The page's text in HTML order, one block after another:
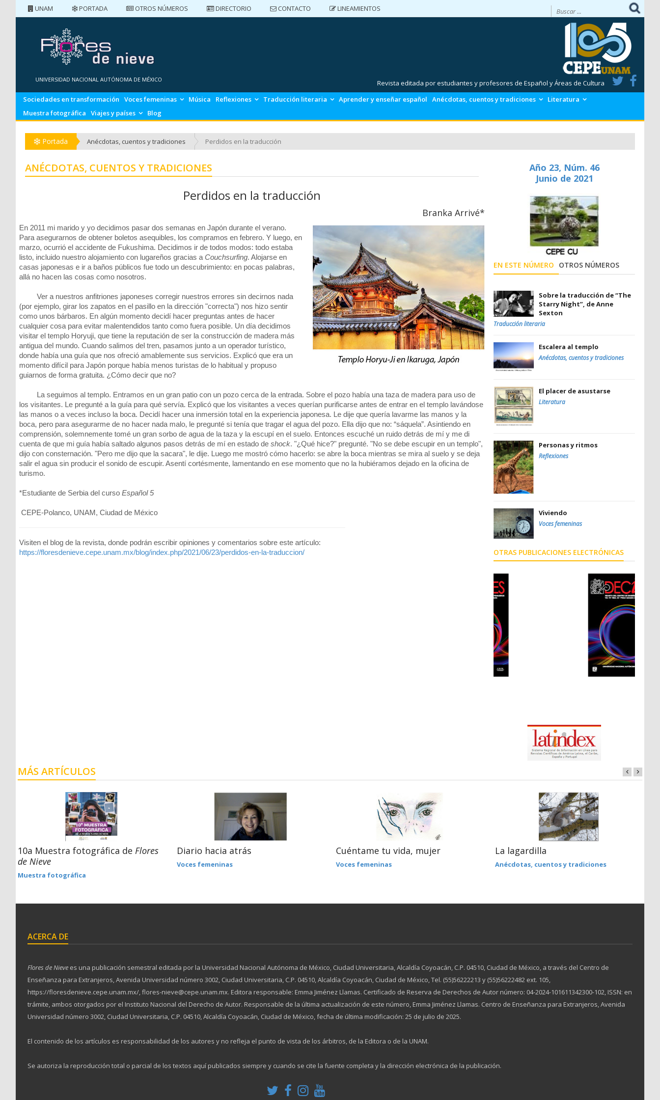
UNAM PORTADA OTROS NÚMEROS DIRECTORIO CONTACTO
LINEAMIENTOS
UNIVERSIDAD NACIONAL AUTÓNOMA DE MÉXICO
Revista editada por estudiantes y profesores de Español y Áreas de Cultura
Sociedades en transformación
Voces femeninas Música Reflexiones Traducción literaria Aprender y enseñar español Anécdotas, cuentos y tradiciones
Literatura
Muestra fotográfica
Viajes y países Blog
Portada Anécdotas, cuentos y tradiciones Perdidos en la traducción
ANÉCDOTAS, CUENTOS Y TRADICIONES
Perdidos en la traducción
Branka Arrivé*
En 2011 mi marido y yo decidimos pasar dos semanas en Japón durante el verano.
Para asegurarnos de obtener boletos asequibles, los compramos en febrero. Y luego, en
marzo, ocurrió el accidente de Fukushima. Decidimos ir de todos modos: todo estaba
listo, incluido nuestro alojamiento con lugareños gracias a Couchsurfing. Alojarse en
casas japonesas e ir a baños públicos fue todo un descubrimiento: en pocas palabras,
allá no hacen las cosas como nosotros.
Ver a nuestros anfitriones japoneses corregir nuestros errores sin decirnos nada
(por ejemplo, girar los zapatos en el pasillo en la dirección "correcta") nos hizo sentir
como unos bárbaros. En algún momento decidí hacer preguntas antes de hacer
cualquier cosa para evitar malentendidos tanto como fuera posible. Un día decidimos
visitar el templo Horyuji, que tiene la reputación de ser la construcción de madera más
antigua del mundo. Cuando salimos del tren, pasamos junto a un operador turístico,
donde había una guía que nos ofreció amablemente sus servicios. Explicó que era un
momento difícil para Japón porque había menos turistas de lo habitual y propuso
guiarnos de forma gratuita. ¿Cómo decir que no?
La seguimos al templo. Entramos en un gran patio con un pozo cerca de la entrada. Sobre el pozo había una taza de madera para uso de
los visitantes. Le pregunté a la guía para qué servía. Explicó que los visitantes a veces querían purificarse antes de entrar en el templo lavándose
las manos o a veces incluso la boca. Decidí hacer una inmersión total en la experiencia japonesa. Le dije que quería lavarme las manos y la
boca, pero para asegurarme de no hacer nada malo, le pregunté si tenía que tragar el agua del pozo. Ella dijo que no: “sáquela”. Asintiendo en
comprensión, solemnemente tomé un gran sorbo de agua de la taza y la escupí en el suelo. Entonces escuché un ruido detrás de mí y me di
cuenta de que mi guía había saltado algunos pasos detrás de mí en estado de shock. "¿Qué hice?" pregunté. "No se debe escupir en un templo",
dijo con consternación. "Pero me dijo que la sacara", le dije. Luego me mostró cómo hacerlo: se abre la boca mientras se mira al suelo y se deja
salir el agua sin producir el sonido de escupir. Asentí cortésmente, lamentando en ese momento que no la hubiéramos dejado en la oficina de
turismo.
*Estudiante de Serbia del curso Español 5
CEPE-Polanco, UNAM, Ciudad de México
Visiten el blog de la revista, donde podrán escribir opiniones y comentarios sobre este artículo:
https://floresdenieve.cepe.unam.mx/blog/index.php/2021/06/23/perdidos-en-la-traduccion/
Año 23, Núm. 46
Junio de 2021
EN ESTE NÚMERO OTROS NÚMEROS
Sobre la traducción de “The
Starry Night”, de Anne
Sexton
Traducción literaria
Escalera al templo
Anécdotas, cuentos y tradiciones
El placer de asustarse
Literatura
Personas y ritmos
Reflexiones
Viviendo
Voces femeninas
OTRAS PUBLICACIONES ELECTRÓNICAS
MÁS ARTÍCULOS
10a Muestra fotográfica de Flores
de Nieve
Muestra fotográfica
Diario hacia atrás
Voces femeninas
Cuéntame tu vida, mujer
Voces femeninas
La lagardilla
Anécdotas, cuentos y tradiciones
ACERCA DE
Flores de Nieve es una publicación semestral editada por la Universidad Nacional Autónoma de México, Ciudad Universitaria, Alcaldía Coyoacán, C.P. 04510, Ciudad de México, a través del Centro de
Enseñanza para Extranjeros, Avenida Universidad número 3002, Ciudad Universitaria, C.P. 04510, Alcaldía Coyoacán, Ciudad de México, Tel. (55)56222213 y (55)56222482 ext. 105,
https://floresdenieve.cepe.unam.mx/, flores-nieve@cepe.unam.mx. Editora responsable: Emma Jiménez Llamas. Certificado de Reserva de Derechos de Autor número: 04-2024-101611342300-102, ISSN: en
trámite, ambos otorgados por el Instituto Nacional del Derecho de Autor. Responsable de la última actualización de este número, Emma Jiménez Llamas. Centro de Enseñanza para Extranjeros, Avenida
Universidad número 3002, Ciudad Universitaria, C.P. 04510, Alcaldía Coyoacán, Ciudad de México, fecha de última modificación: 25 de julio de 2025.
El contenido de los artículos es responsabilidad de los autores y no refleja el punto de vista de los árbitros, de la Editora o de la UNAM.
Se autoriza la reproducción total o parcial de los textos aquí publicados siempre y cuando se cite la fuente completa y la dirección electrónica de la publicación.